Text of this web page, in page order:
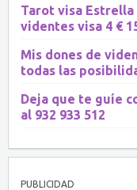
Tarot visa
videntes visa 4 €
Mis dones de
todas las
Deja que te guíe
al 932 933 512
PUBLICIDAD